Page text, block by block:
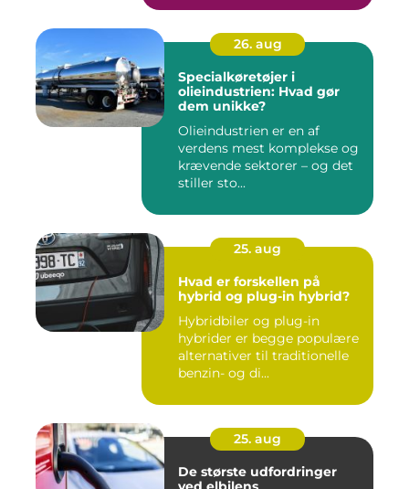
26. aug
Specialkøretøjer i
olieindustrien: Hvad gør
dem unikke?
Olieindustrien er en af
verdens mest komplekse og
krævende sektorer – og det
stiller sto...
25. aug
Hvad er forskellen på
hybrid og plug-in hybrid?
Hybridbiler og plug-in
hybrider er begge populære
alternativer til traditionelle
benzin- og di...
25. aug
De største udfordringer